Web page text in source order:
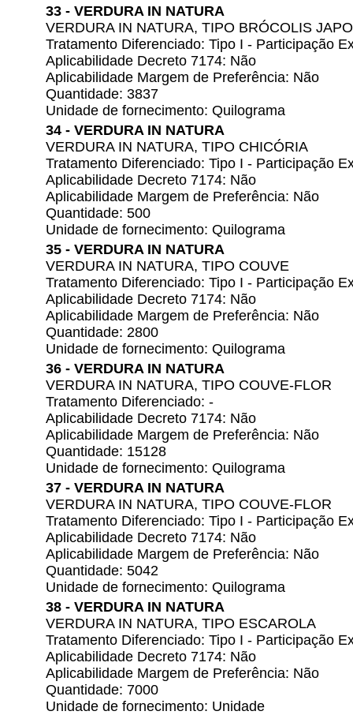
33 - VERDURA IN NATURA
VERDURA IN NATURA, TIPO BRÓCOLIS
Tratamento Diferenciado: Tipo I - Participação
Aplicabilidade Decreto 7174: Não
Aplicabilidade Margem de Preferência: Não
Quantidade: 3837
Unidade de fornecimento: Quilograma
34 - VERDURA IN NATURA
VERDURA IN NATURA, TIPO CHICÓRIA
Tratamento Diferenciado: Tipo I - Participação
Aplicabilidade Decreto 7174: Não
Aplicabilidade Margem de Preferência: Não
Quantidade: 500
Unidade de fornecimento: Quilograma
35 - VERDURA IN NATURA
VERDURA IN NATURA, TIPO COUVE
Tratamento Diferenciado: Tipo I - Participação
Aplicabilidade Decreto 7174: Não
Aplicabilidade Margem de Preferência: Não
Quantidade: 2800
Unidade de fornecimento: Quilograma
36 - VERDURA IN NATURA
VERDURA IN NATURA, TIPO COUVE-FLOR
Tratamento Diferenciado: -
Aplicabilidade Decreto 7174: Não
Aplicabilidade Margem de Preferência: Não
Quantidade: 15128
Unidade de fornecimento: Quilograma
37 - VERDURA IN NATURA
VERDURA IN NATURA, TIPO COUVE-FLOR
Tratamento Diferenciado: Tipo I - Participação
Aplicabilidade Decreto 7174: Não
Aplicabilidade Margem de Preferência: Não
Quantidade: 5042
Unidade de fornecimento: Quilograma
38 - VERDURA IN NATURA
VERDURA IN NATURA, TIPO ESCAROLA
Tratamento Diferenciado: Tipo I - Participação
Aplicabilidade Decreto 7174: Não
Aplicabilidade Margem de Preferência: Não
Quantidade: 7000
Unidade de fornecimento: Unidade